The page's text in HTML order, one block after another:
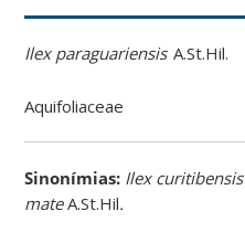
Ilex paraguariensisA.St.Hil.
Aquifoliaceae
Sinonímias: Ilex curitibensis
mateA.St.Hil.